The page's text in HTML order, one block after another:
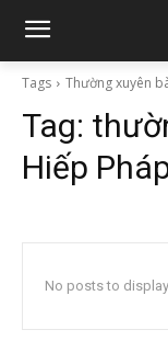
Tags Thường xuyên
Tag:
Hiếp
No posts to display